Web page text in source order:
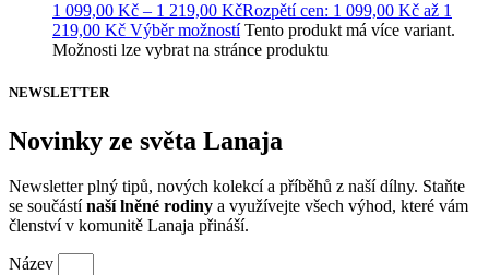
1 099,00 Kč – 1 219,00 KčRozpětí cen: 1 099,00 Kč až 1
219,00 Kč Výběr možností Tento produkt má více variant.
Možnosti lze vybrat na stránce produktu
NEWSLETTER
Novinky ze světa Lanaja
Newsletter plný tipů, nových kolekcí a příběhů z naší dílny. Staňte
se součástínaší lněné rodiny a využívejte všech výhod, které vám
členství v komunitě Lanaja přináší.
Název